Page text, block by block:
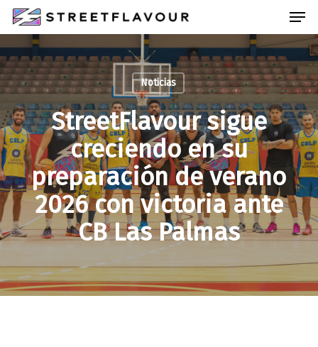
Skip
content
Noticias
StreetFlavour sigue
creciendo en su
preparación de verano
2026 con victoria ante
CB Las Palmas
Close
Menu